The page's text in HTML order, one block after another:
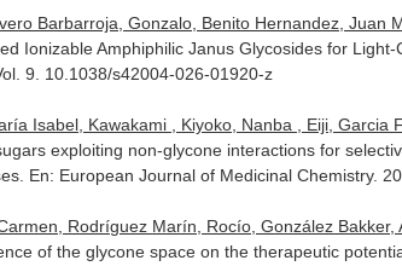
Barbarroja, Gonzalo, Benito Hernandez, Juan
Ionizable Amphiphilic Janus Glycosides for
9. 10.1038/s42004-026-01920-z
Isabel, Kawakami , Kiyoko, Nanba , Eiji, Garcia
exploiting non-glycone interactions for
En: European Journal of Medicinal Chemistry.
Rodríguez Marín, Rocío, González
of the glycone space on the therapeutic